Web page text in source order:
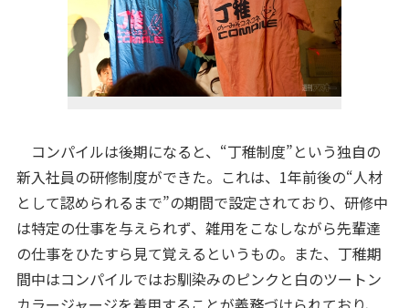
コンパイルは後期になると、“丁稚制度”という独自の
新入社員の研修制度ができた。これは、1年前後の“人材
として認められるまで”の期間で設定されており、研修中
は特定の仕事を与えられず、雑用をこなしながら先輩達
の仕事をひたすら見て覚えるというもの。また、丁稚期
間中はコンパイルではお馴染みのピンクと白のツートン